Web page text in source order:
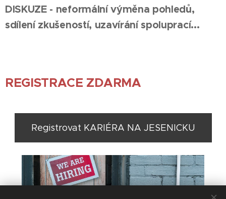
DISKUZE - neformální výměna pohledů,
sdílení zkušeností, uzavírání spoluprací...
REGISTRACE ZDARMA
Registrovat KARIÉRA NA JESENICKU